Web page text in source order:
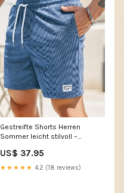
Gestreifte Shorts Herren
Sommer leicht stilvoll –
US$ 37.95
★★★★★ 4.2 (18 reviews)